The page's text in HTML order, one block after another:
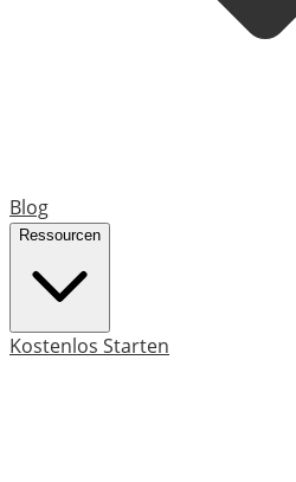
Blog
Ressourcen
Kostenlos Starten